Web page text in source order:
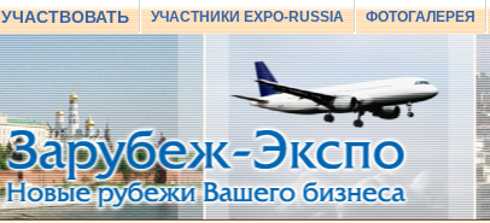
УЧАСТВОВАТЬ УЧАСТНИКИ EXPO-RUSSIA ФОТОГАЛЕРЕЯ